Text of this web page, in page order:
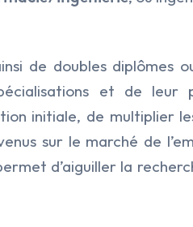
de doubles diplômes
et de leur
initiale, de multiplier
sur le marché de
d’aiguiller la